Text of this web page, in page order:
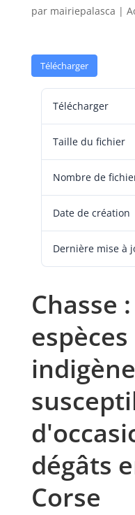
par mairiepalasca |
Télécharger
Télécharger
Taille du fichier
Nombre de
Date de création
Dernière mise à
Chasse
dégâts
Corse